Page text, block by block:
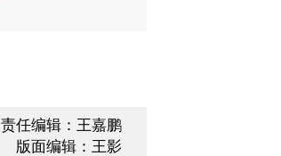
责任编辑：王嘉鹏
版面编辑：王影